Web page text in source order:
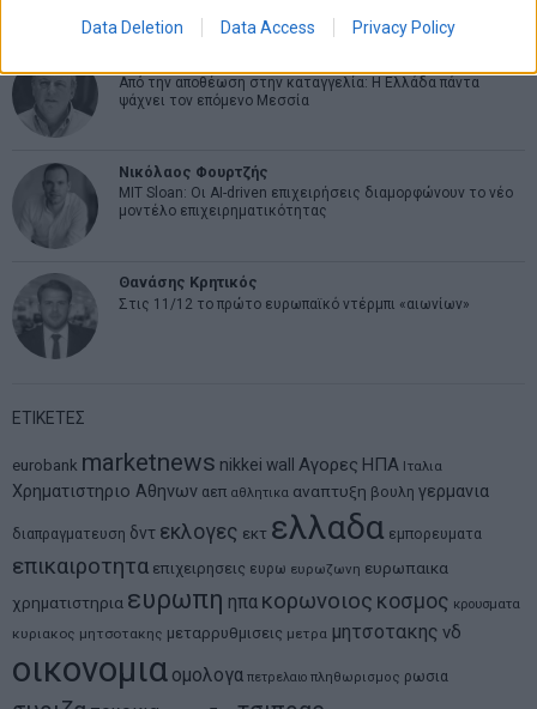
Data Deletion Data Access Privacy Policy
Από την αποθέωση στην καταγγελία: Η Ελλάδα πάντα
ψάχνει τον επόμενο Μεσσία
Νικόλαος Φουρτζής
MIT Sloan: Οι AI-driven επιχειρήσεις διαμορφώνουν το νέο
μοντέλο επιχειρηματικότητας
Θανάσης Κρητικός
Στις 11/12 το πρώτο ευρωπαϊκό ντέρμπι «αιωνίων»
ΕΤΙΚΕΤΕΣ
eurobank marketnews nikkei wall Αγορες ΗΠΑ Ιταλια
Χρηματιστηριο Αθηνων αεπ αθλητικα αναπτυξη βουλη γερμανια
διαπραγματευση δντ εκλογες εκτ ελλαδα εμπορευματα
επικαιροτητα επιχειρησεις ευρω ευρωζωνη ευρωπαικα
χρηματιστηρια ευρωπη ηπα κορωνοιος κοσμος κρουσματα
κυριακος μητσοτακης μεταρρυθμισεις μετρα μητσοτακης νδ
οικονομια ομολογα πετρελαιο πληθωρισμος ρωσια